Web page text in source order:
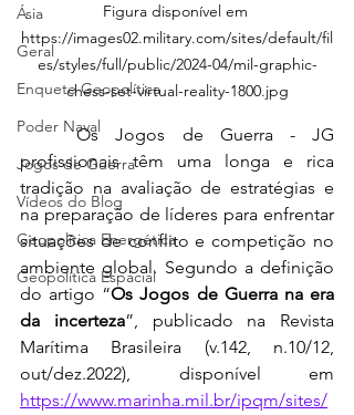
Ásia
Geral
Enquete Geopolítica
Poder Naval
Jogos de Guerra
Vídeos do Blog
Geopolítica Energética
Geopolítica Espacial
Figura disponível em
https://images02.military.com/sites/default/fil
es/styles/full/public/2024-04/mil-graphic-
chess-set-virtual-reality-1800.jpg
	Os Jogos de Guerra - JG
profissionais têm uma longa e rica
tradição na avaliação de estratégias e
na preparação de líderes para enfrentar
situações de conflito e competição no
ambiente global. Segundo a definição
do artigo “Os Jogos de Guerra na era
da incerteza”, publicado na Revista
Marítima Brasileira (v.142, n.10/12,
https://www.marinha.mil.br/ipqm/sites/